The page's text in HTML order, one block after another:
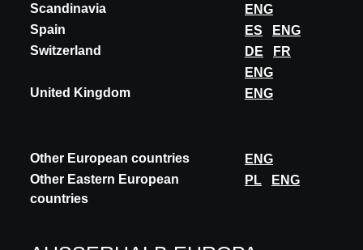
Scandinavia
ENG
Spain
ES
ENG
Switzerland
DE
FR
ENG
United Kingdom
ENG
Other European countries
ENG
Other Eastern European
countries
PL ENG
Diese Funktion ist ausschließlich Architekten,